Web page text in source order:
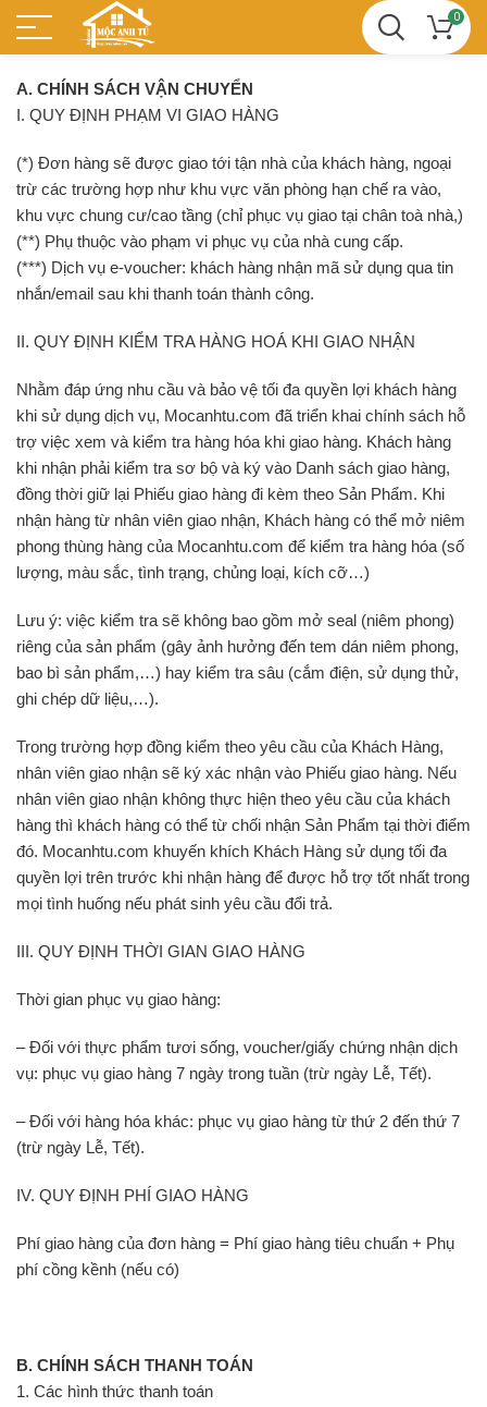
0
A. CHÍNH SÁCH VẬN CHUYỂN
I. QUY ĐỊNH PHẠM VI GIAO HÀNG
(*) Đơn hàng sẽ được giao tới tận nhà của khách hàng, ngoại
trừ các trường hợp như khu vực văn phòng hạn chế ra vào,
khu vực chung cư/cao tầng (chỉ phục vụ giao tại chân toà nhà,)
(**) Phụ thuộc vào phạm vi phục vụ của nhà cung cấp.
(***) Dịch vụ e-voucher: khách hàng nhận mã sử dụng qua tin
nhắn/email sau khi thanh toán thành công.
II. QUY ĐỊNH KIỂM TRA HÀNG HOÁ KHI GIAO NHẬN
Nhằm đáp ứng nhu cầu và bảo vệ tối đa quyền lợi khách hàng
khi sử dụng dịch vụ, Mocanhtu.com đã triển khai chính sách hỗ
trợ việc xem và kiểm tra hàng hóa khi giao hàng. Khách hàng
khi nhận phải kiểm tra sơ bộ và ký vào Danh sách giao hàng,
đồng thời giữ lại Phiếu giao hàng đi kèm theo Sản Phẩm. Khi
nhận hàng từ nhân viên giao nhận, Khách hàng có thể mở niêm
phong thùng hàng của Mocanhtu.com để kiểm tra hàng hóa (số
lượng, màu sắc, tình trạng, chủng loại, kích cỡ…)
Lưu ý: việc kiểm tra sẽ không bao gồm mở seal (niêm phong)
riêng của sản phẩm (gây ảnh hưởng đến tem dán niêm phong,
bao bì sản phẩm,…) hay kiểm tra sâu (cắm điện, sử dụng thử,
ghi chép dữ liệu,…).
Trong trường hợp đồng kiểm theo yêu cầu của Khách Hàng,
nhân viên giao nhận sẽ ký xác nhận vào Phiếu giao hàng. Nếu
nhân viên giao nhận không thực hiện theo yêu cầu của khách
hàng thì khách hàng có thể từ chối nhận Sản Phẩm tại thời điểm
đó. Mocanhtu.com khuyến khích Khách Hàng sử dụng tối đa
quyền lợi trên trước khi nhận hàng để được hỗ trợ tốt nhất trong
mọi tình huống nếu phát sinh yêu cầu đổi trả.
III. QUY ĐỊNH THỜI GIAN GIAO HÀNG
Thời gian phục vụ giao hàng:
– Đối với thực phẩm tươi sống, voucher/giấy chứng nhận dịch
vụ: phục vụ giao hàng 7 ngày trong tuần (trừ ngày Lễ, Tết).
– Đối với hàng hóa khác: phục vụ giao hàng từ thứ 2 đến thứ 7
(trừ ngày Lễ, Tết).
IV. QUY ĐỊNH PHÍ GIAO HÀNG
Phí giao hàng của đơn hàng = Phí giao hàng tiêu chuẩn + Phụ
phí cồng kềnh (nếu có)
B. CHÍNH SÁCH THANH TOÁN
1. Các hình thức thanh toán